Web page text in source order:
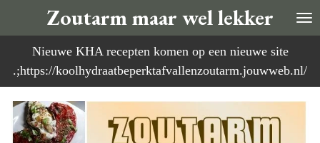
direct
naar
de
Zoutarm maar wel lekker
Nieuwe KHA recepten komen op een nieuwe site
.;https://koolhydraatbeperktafvallenzoutarm.jouwweb.nl/